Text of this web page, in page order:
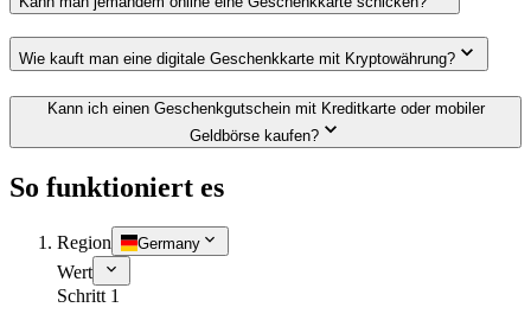
Wie kauft man eine digitale Geschenkkarte mit Kryptowährung?
Kann ich einen Geschenkgutschein mit Kreditkarte oder mobiler
Geldbörse kaufen?
So funktioniert es
Region Germany
Wert
Schritt 1